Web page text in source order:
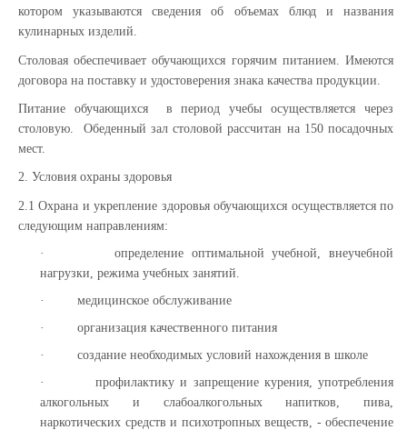
котором указываются сведения об объемах блюд и названия
кулинарных изделий.
Столовая обеспечивает обучающихся горячим питанием. Имеются
договора на поставку и удостоверения знака качества продукции.
Питание обучающихся в период учебы осуществляется через
столовую. Обеденный зал столовой рассчитан на 150 посадочных
мест.
2. Условия охраны здоровья
2.1 Охрана и укрепление здоровья обучающихся осуществляется по
следующим направлениям:
·
определение оптимальной учебной, внеучебной
нагрузки, режима учебных занятий.
·
медицинское обслуживание
·
организация качественного питания
·
создание необходимых условий нахождения в школе
·
профилактику и запрещение курения, употребления
алкогольных и слабоалкогольных напитков, пива,
наркотических средств и психотропных веществ, - обеспечение